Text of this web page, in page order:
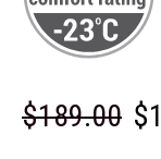
$189.00